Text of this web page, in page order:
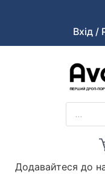
Вхід /
Aveopt – оптова
SEARCH
Додавайтеся до